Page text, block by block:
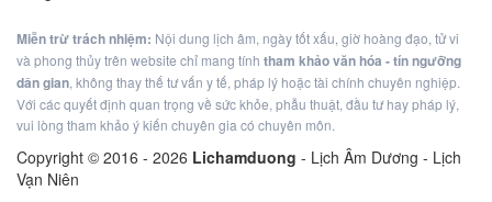
Miễn trừ trách nhiệm: Nội dung lịch âm, ngày tốt xấu, giờ hoàng đạo, tử vi
và phong thủy trên website chỉ mang tính tham khảo văn hóa - tín ngưỡng
dân gian, không thay thế tư vấn y tế, pháp lý hoặc tài chính chuyên nghiệp.
Với các quyết định quan trọng về sức khỏe, phẫu thuật, đầu tư hay pháp lý,
vui lòng tham khảo ý kiến chuyên gia có chuyên môn.
Copyright © 2016 - 2026 Lichamduong - Lịch Âm Dương - Lịch
Vạn Niên